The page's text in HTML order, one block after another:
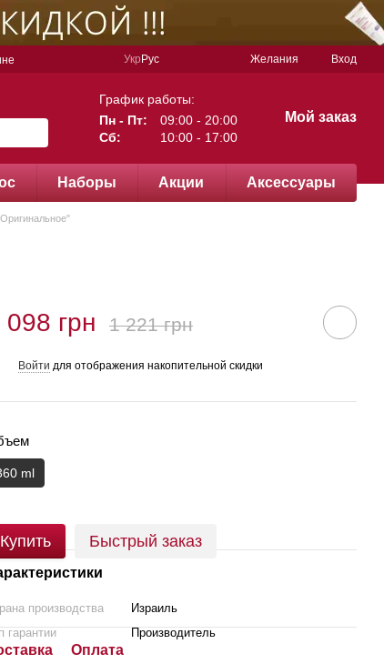
Укр Рус Желания Вход
График работы:
Пн - Пт:
09:00 - 20:00
Сб:
10:00 - 17:00
Мой заказ
Наборы Акции Аксессуары
098 грн 1 221 грн
Войти для отображения накопительной скидки
ml
Купить Быстрый заказ
производства
Израиль
гарантии
Производитель
Оплата